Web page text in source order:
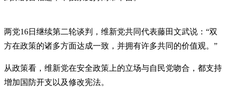
两党16日继续第二轮谈判，维新党共同代表藤田文武说：“双
方在政策的诸多方面达成一致，并拥有许多共同的价值观。”
从政策看，维新党在安全政策上的立场与自民党吻合，都支持
增加国防开支以及修改宪法。